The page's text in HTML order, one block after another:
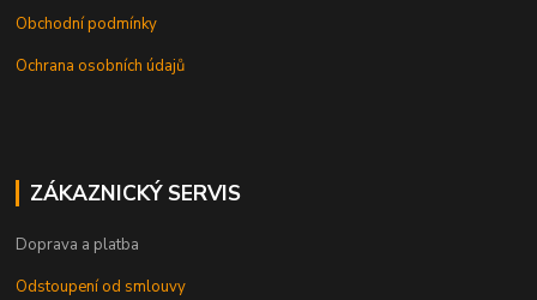
Obchodní podmínky
Ochrana osobních údajů
ZÁKAZNICKÝ SERVIS
Doprava a platba
Odstoupení od smlouvy